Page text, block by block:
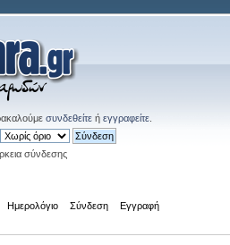
συνδεθείτε ή εγγραφείτε
σύνδεσης
Ημερολόγιο Σύνδεση Εγγραφή